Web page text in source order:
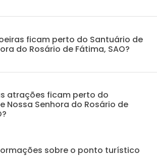
ficam perto do Santuário de
do Rosário de Fátima, SAO?
atrações ficam perto do
Nossa Senhora do Rosário de
sobre o ponto turístico